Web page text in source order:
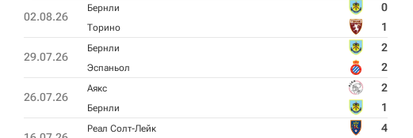
02.08.26
Бернли 0
Торино 1
29.07.26
Бернли 2
Эспаньол 2
26.07.26
Аякс 2
Бернли 1
Реал Солт-Лейк 4